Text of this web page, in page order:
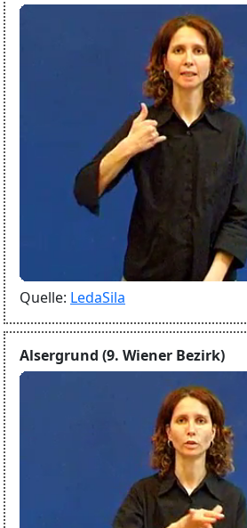
Quelle: LedaSila
Alsergrund (9. Wiener Bezirk)